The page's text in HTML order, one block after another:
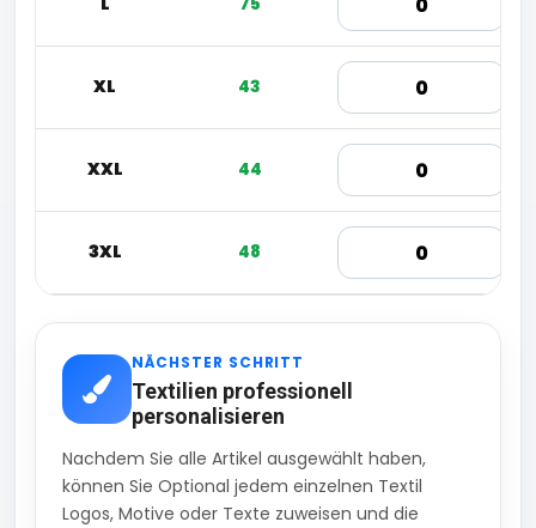
XL 43
XXL 44
3XL 48
NÄCHSTER SCHRITT
Textilien professionell
personalisieren
Nachdem Sie alle Artikel ausgewählt haben,
können Sie Optional jedem einzelnen Textil
Logos, Motive oder Texte zuweisen und die